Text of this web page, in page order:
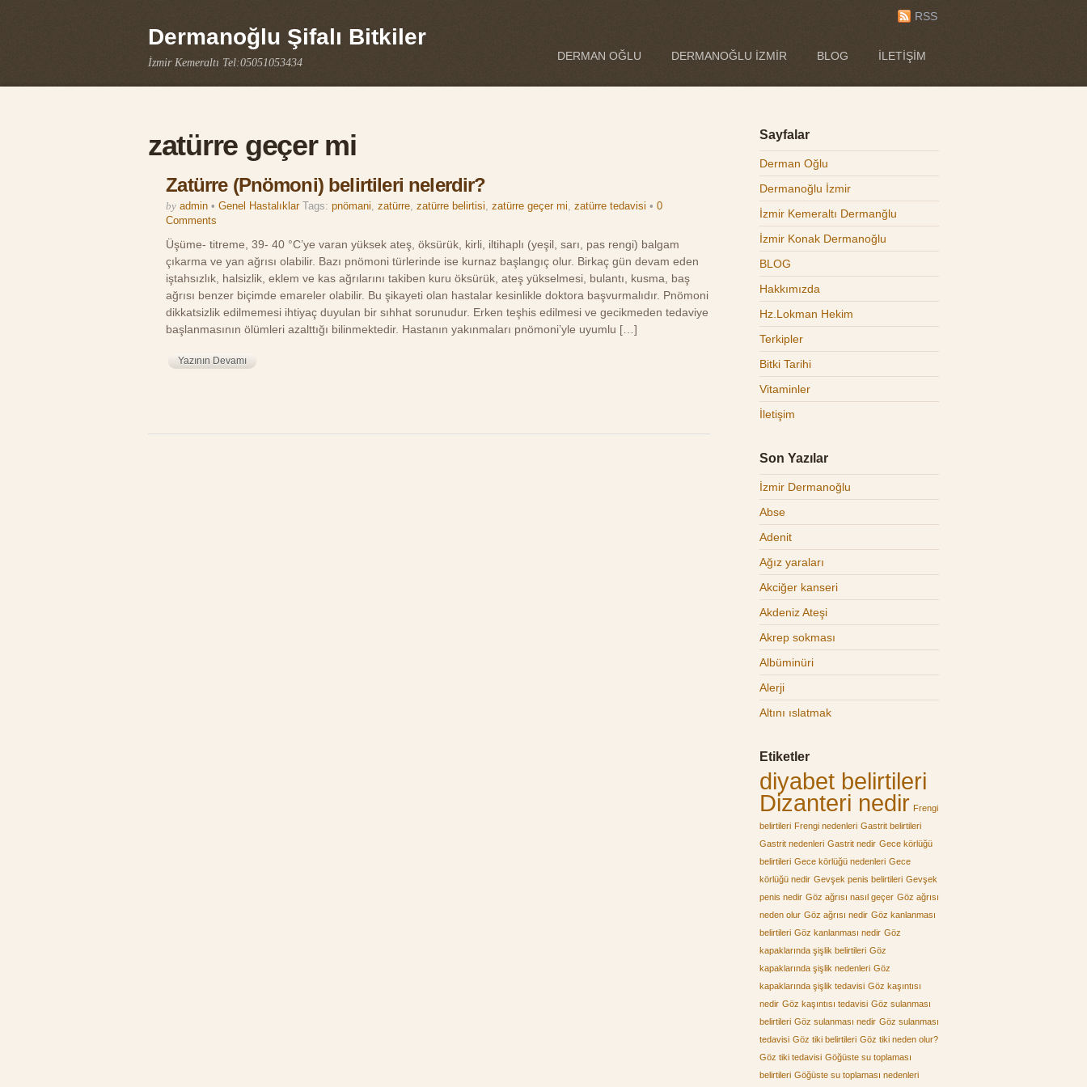
Dermanoğlu Şifalı Bitkiler
İzmir Kemeraltı Tel:05051053434
DERMAN OĞLU DERMANOĞLU İZMIR BLOG İLETIŞIM
RSS
zatürre geçer mi
Zatürre (Pnömoni) belirtileri nelerdir?
by admin • Genel Hastalıklar Tags:pnömani,zatürre,zatürre belirtisi,zatürre geçer mi,zatürre tedavisi •0
Comments
Üşüme- titreme, 39- 40 °C’ye varan yüksek ateş, öksürük, kirli, iltihaplı (yeşil, sarı, pas rengi) balgam
çıkarma ve yan ağrısı olabilir. Bazı pnömoni türlerinde ise kurnaz başlangıç olur. Birkaç gün devam eden
iştahsızlık, halsizlik, eklem ve kas ağrılarını takiben kuru öksürük, ateş yükselmesi, bulantı, kusma, baş
ağrısı benzer biçimde emareler olabilir. Bu şikayeti olan hastalar kesinlikle doktora başvurmalıdır. Pnömoni
dikkatsizlik edilmemesi ihtiyaç duyulan bir sıhhat sorunudur. Erken teşhis edilmesi ve gecikmeden tedaviye
başlanmasının ölümleri azalttığı bilinmektedir. Hastanın yakınmaları pnömoni’yle uyumlu […]
Yazının Devamı
Sayfalar
Derman Oğlu
Dermanoğlu İzmir
İzmir Kemeraltı Dermanğlu
İzmir Konak Dermanoğlu
BLOG
Hakkımızda
Hz.Lokman Hekim
Terkipler
Bitki Tarihi
Vitaminler
İletişim
Son Yazılar
İzmir Dermanoğlu
Abse
Adenit
Ağız yaraları
Akciğer kanseri
Akdeniz Ateşi
Akrep sokması
Albüminüri
Alerji
Altını ıslatmak
Etiketler
diyabet belirtileri
Dizanteri nedir Frengi
belirtileri Frengi nedenleri Gastrit belirtileri
Gastrit nedenleri Gastrit nedir Gece körlüğü
belirtileri Gece körlüğü nedenleri Gece
körlüğü nedir Gevşek penis belirtileri Gevşek
penis nedir Göz ağrısı nasıl geçer Göz ağrısı
neden olur Göz ağrısı nedir Göz kanlanması
belirtileri Göz kanlanması nedir Göz
kapaklarında şişlik belirtileri Göz
kapaklarında şişlik nedenleri Göz
kapaklarında şişlik tedavisi Göz kaşıntısı
nedir Göz kaşıntısı tedavisi Göz sulanması
belirtileri Göz sulanması nedir Göz sulanması
tedavisi Göz tiki belirtileri Göz tiki neden olur?
Göz tiki tedavisi Göğüste su toplaması
belirtileri Göğüste su toplaması nedenleri